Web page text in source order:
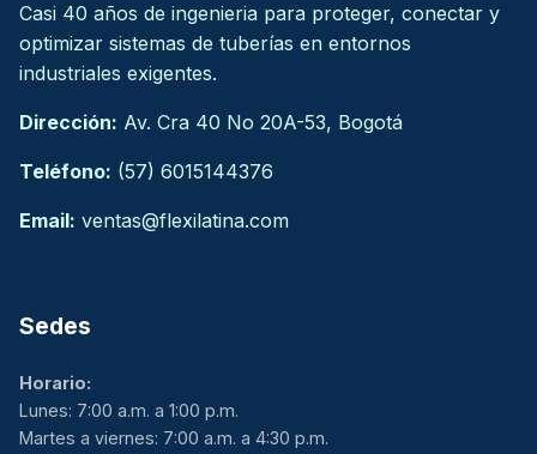
Casi 40 años de ingenieria para proteger, conectar y
optimizar sistemas de tuberías en entornos
industriales exigentes.
Dirección: Av. Cra 40 No 20A-53, Bogotá
Teléfono: (57) 6015144376
Email: ventas@flexilatina.com
Sedes
Horario:
Lunes: 7:00 a.m. a 1:00 p.m.
Martes a viernes: 7:00 a.m. a 4:30 p.m.